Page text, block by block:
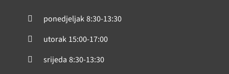
ponedjeljak8:30-13:30
utorak 15:00-17:00
srijeda 8:30-13:30